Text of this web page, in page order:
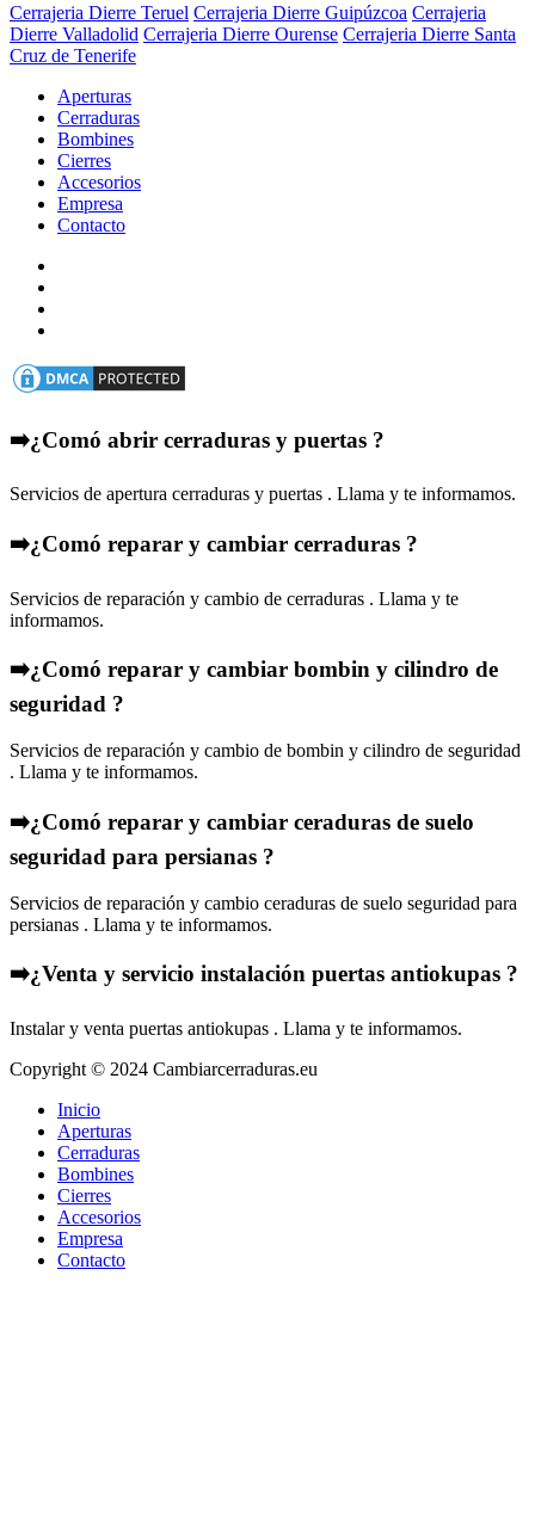
Cerrajeria Dierre Teruel Cerrajeria Dierre Guipúzcoa Cerrajeria
Dierre Valladolid Cerrajeria Dierre Ourense Cerrajeria Dierre Santa
Cruz de Tenerife
Aperturas
Cerraduras
Bombines
Cierres
Accesorios
Empresa
Contacto
➡️¿Comó abrir cerraduras y puertas ?
Servicios de apertura cerraduras y puertas . Llama y te informamos.
➡️¿Comó reparar y cambiar cerraduras ?
Servicios de reparación y cambio de cerraduras . Llama y te
informamos.
➡️¿Comó reparar y cambiar bombin y cilindro de
seguridad ?
Servicios de reparación y cambio de bombin y cilindro de seguridad
. Llama y te informamos.
➡️¿Comó reparar y cambiar ceraduras de suelo
seguridad para persianas ?
Servicios de reparación y cambio ceraduras de suelo seguridad para
persianas . Llama y te informamos.
➡️¿Venta y servicio instalación puertas antiokupas ?
Instalar y venta puertas antiokupas . Llama y te informamos.
Copyright © 2024 Cambiarcerraduras.eu
Inicio
Aperturas
Cerraduras
Bombines
Cierres
Accesorios
Empresa
Contacto